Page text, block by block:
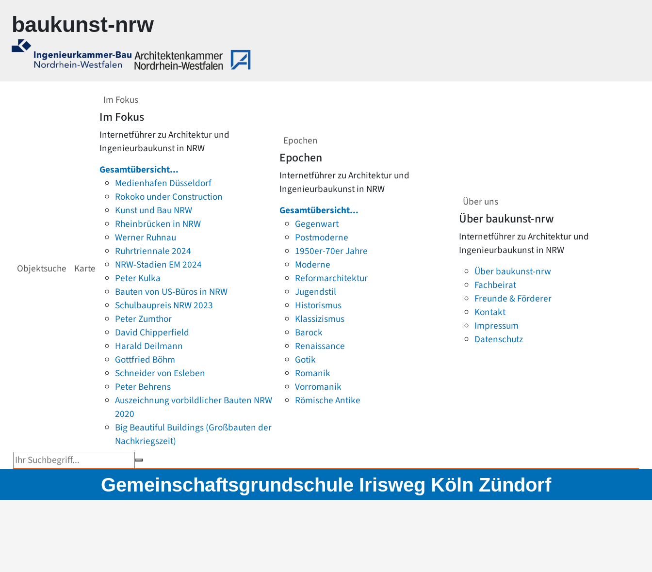
baukunst-nrw
Objektsuche Karte
Im Fokus
Im Fokus
Internetführer zu Architektur und
Ingenieurbaukunst in NRW
Gesamtübersicht...
Medienhafen Düsseldorf
Rokoko under Construction
Kunst und Bau NRW
Rheinbrücken in NRW
Werner Ruhnau
Ruhrtriennale 2024
NRW-Stadien EM 2024
Peter Kulka
Bauten von US-Büros in NRW
Schulbaupreis NRW 2023
Peter Zumthor
David Chipperfield
Harald Deilmann
Gottfried Böhm
Schneider von Esleben
Peter Behrens
Auszeichnung vorbildlicher Bauten NRW
2020
Big Beautiful Buildings (Großbauten der
Nachkriegszeit)
Epochen
Epochen
Internetführer zu Architektur und
Ingenieurbaukunst in NRW
Gesamtübersicht...
Gegenwart
Postmoderne
1950er-70er Jahre
Moderne
Reformarchitektur
Jugendstil
Historismus
Klassizismus
Barock
Renaissance
Gotik
Romanik
Vorromanik
Römische Antike
Über uns
Über baukunst-nrw
Internetführer zu Architektur und
Ingenieurbaukunst in NRW
Über baukunst-nrw
Fachbeirat
Freunde & Förderer
Kontakt
Impressum
Datenschutz
Suchbegriff eingeben
Gemeinschaftsgrundschule Irisweg Köln Zündorf